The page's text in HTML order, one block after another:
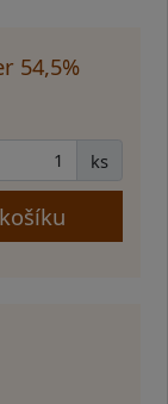
54,5%
ks